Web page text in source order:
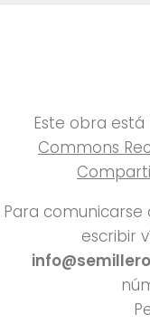
Este obra está
Commons
Para
escribir